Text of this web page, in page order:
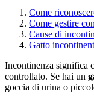
Come
Come gestire
Cause di
Gatto
Incontinenza significa
controllato. Se hai un
goccia di urina o